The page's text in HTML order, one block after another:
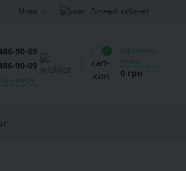
Мова Личный кабинет
90-09
90-09
звонок
0
Оформить
заказ
0 грн